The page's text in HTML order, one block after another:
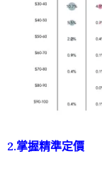
2.掌握精準定價